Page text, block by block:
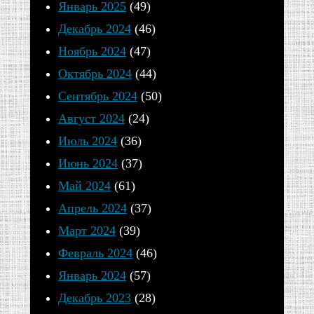
собора
иерей
Алексий
Кувалдин
в
сослужении
клирика
иерея
Димитрия
Глушкова.
12
Поделиться:
Январь 2025 (49)
Декабрь 2024 (46)
Ноябрь 2024 (47)
Октябрь 2024 (44)
Сентябрь 2024 (50)
Август 2024 (24)
Июль 2024 (36)
Июнь 2024 (37)
Май 2024 (61)
Апрель 2024 (37)
Март 2024 (39)
Февраль 2024 (46)
Январь 2024 (57)
Декабрь 2023 (28)